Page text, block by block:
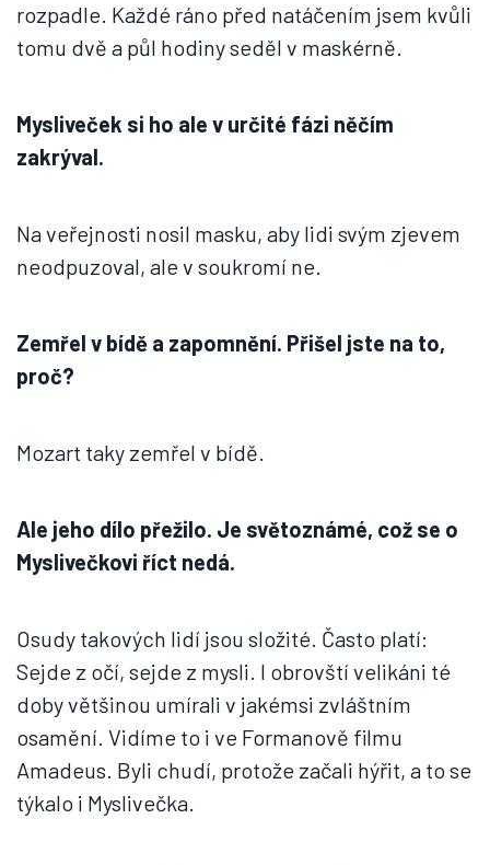
rozpadle. Každé ráno před natáčením jsem kvůli
tomu dvě a půl hodiny seděl v maskérně.
Mysliveček si ho ale v určité fázi něčím
zakrýval.
Na veřejnosti nosil masku, aby lidi svým zjevem
neodpuzoval, ale v soukromí ne.
Zemřel v bídě a zapomnění. Přišel jste na to,
proč?
Mozart taky zemřel v bídě.
Ale jeho dílo přežilo. Je světoznámé, což se o
Myslivečkovi říct nedá.
Osudy takových lidí jsou složité. Často platí:
Sejde z očí, sejde z mysli. I obrovští velikáni té
doby většinou umírali v jakémsi zvláštním
osamění. Vidíme to i ve Formanově filmu
Amadeus. Byli chudí, protože začali hýřit, a to se
týkalo i Myslivečka.